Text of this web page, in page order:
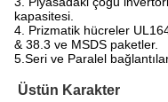
kapasitesi.
4. Prizmatik hücreler
& 38.3 ve MSDS paketler.
5 .Seri ve Paralel
Üstün Karakter